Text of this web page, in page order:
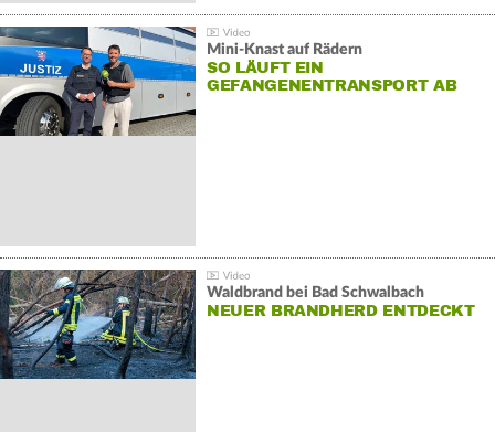
Mini-Knast auf Rädern
SO LÄUFT EIN
GEFANGENENTRANSPORT AB
Waldbrand bei Bad Schwalbach
NEUER BRANDHERD ENTDECKT